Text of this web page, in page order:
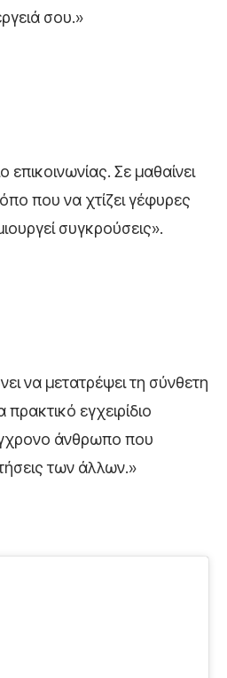
σου.»
Σε µαθαίνει
που να χτίζει γέφυρες
συγκρούσεις».
να µετατρέψει τη σύνθετη
εγχειρίδιο
άνθρωπο που
των άλλων.»